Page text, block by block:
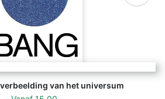
verbeelding van het universum